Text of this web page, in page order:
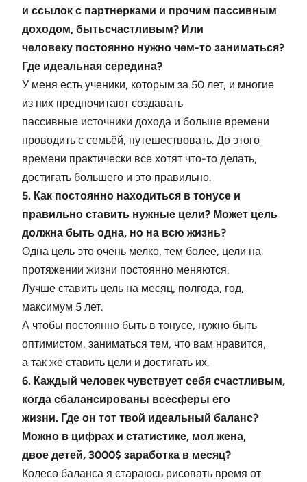
и ссылок с партнерками и прочим пассивным
доходом, бытьсчастливым? Или
человеку постоянно нужно чем-то заниматься?
Где идеальная середина?
У меня есть ученики, которым за 50 лет, и многие
из них предпочитают создавать
пассивные источники дохода и больше времени
проводить с семьёй, путешествовать. До этого
времени практически все хотят что-то делать,
достигать большего и это правильно.
5. Как постоянно находиться в тонусе и
правильно ставить нужные цели? Может цель
должна быть одна, но на всю жизнь?
Одна цель это очень мелко, тем более, цели на
протяжении жизни постоянно меняются.
Лучше ставить цель на месяц, полгода, год,
максимум 5 лет.
А чтобы постоянно быть в тонусе, нужно быть
оптимистом, заниматься тем, что вам нравится,
а так же ставить цели и достигать их.
6. Каждый человек чувствует себя счастливым,
когда сбалансированы всесферы его
жизни. Где он тот твой идеальный баланс?
Можно в цифрах и статистике, мол жена,
двое детей, 3000$ заработка в месяц?
Колесо баланса я стараюсь рисовать время от